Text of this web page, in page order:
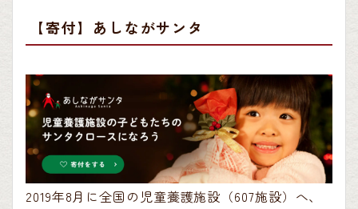
【寄付】あしながサンタ
2019年8月に全国の児童養護施設（607施設）へ、